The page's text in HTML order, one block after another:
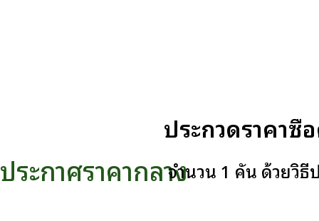
ประกาศราคากลาง
ประกวดราคา
จำนวน 1 คัน ด้วยวิธี